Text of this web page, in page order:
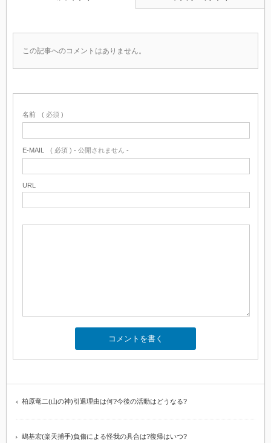
この記事へのコメントはありません。
名前 ( 必須 )
E-MAIL ( 必須 ) - 公開されません -
URL
柏原竜二(山の神)引退理由は何?今後の活動はどうなる?
嶋基宏(楽天捕手)負傷による怪我の具合は?復帰はいつ?